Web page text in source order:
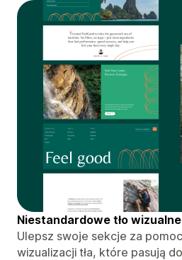
Niestandardowe tło wizualne
Ulepsz swoje sekcje za
wizualizacji tła, które pasują